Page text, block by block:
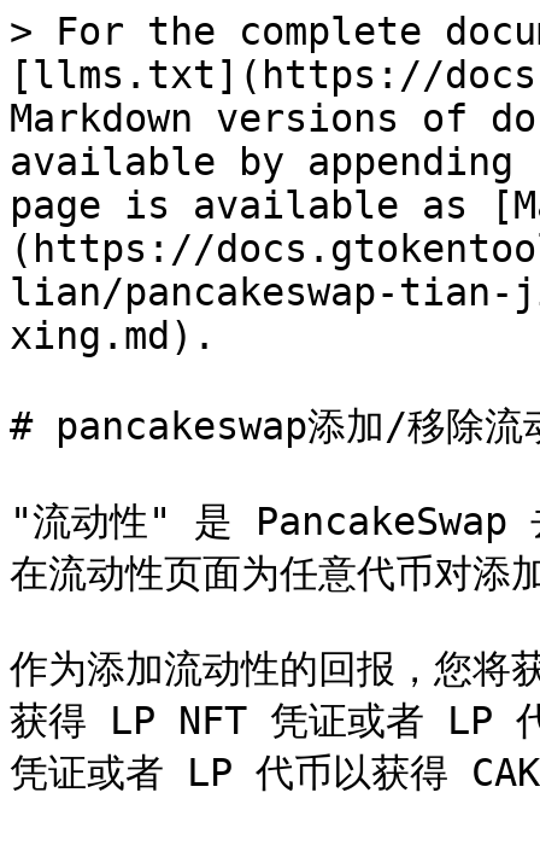
> For the complete
[llms.txt](https://
Markdown versions of
available by
page is available as
(https://
lian/pancakeswap-
xing.md).
# pancakeswap添加/移除流
"流动性" 是 PancakeSwap
在流动性页面为任意代币对添
作为添加流动性的回报，您将
获得 LP NFT 凭证或者 LP
凭证或者 LP 代币以获得